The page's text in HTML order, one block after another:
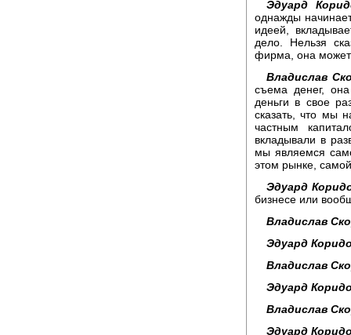
Эдуард
однажды
идеей,
дело. Нельзя
фирма, она может
Владислав
съема денег,
деньги в свое
сказать, что мы
частным
вкладывали в
мы являемся
этом рынке,
Эдуард
бизнесе или
Владислав
Эдуард
Владислав
Эдуард
Владислав
Эдуард